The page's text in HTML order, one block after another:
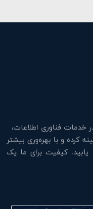
فناوری اطلاعات،
کرده و با بهره‌وری بیشتر
کیفیت برای ما یک